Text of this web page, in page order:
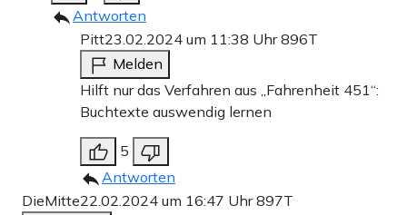
Antworten
Pitt23.02.2024 um 11:38 Uhr896T
Melden
Hilft nur das Verfahren aus „Fahrenheit 451“:
Buchtexte auswendig lernen
5
Antworten
DieMitte22.02.2024 um 16:47 Uhr897T